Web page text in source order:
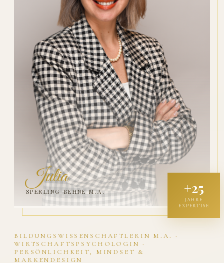
BILDUNGSWISSENSCHAFTLERIN M.A. ·
WIRTSCHAFTSPSYCHOLOGIN ·
PERSÖNLICHKEIT, MINDSET &
MARKENDESIGN
Julia
SPERLING-BEHNE M.A. +25
JAHRE
EXPERTISE